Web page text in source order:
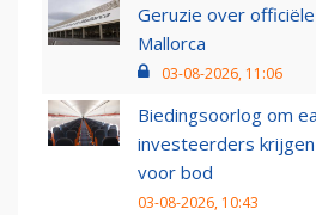
Geruzie over
Mallorca
03-08-2026, 11:06
Biedingsoorlog om
investeerders
voor bod
03-08-2026, 10:43